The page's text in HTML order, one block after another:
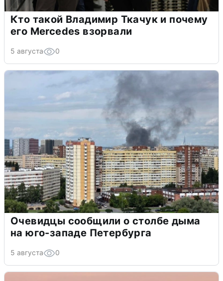
Кто такой Владимир Ткачук и почему
его Mercedes взорвали
5 августа 0
Очевидцы сообщили о столбе дыма
на юго-западе Петербурга
5 августа 0